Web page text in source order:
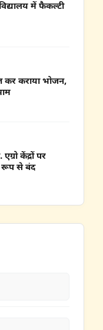
में फैकल्टी
कर कराया भोजन,
केंद्रों पर
रूप से बंद